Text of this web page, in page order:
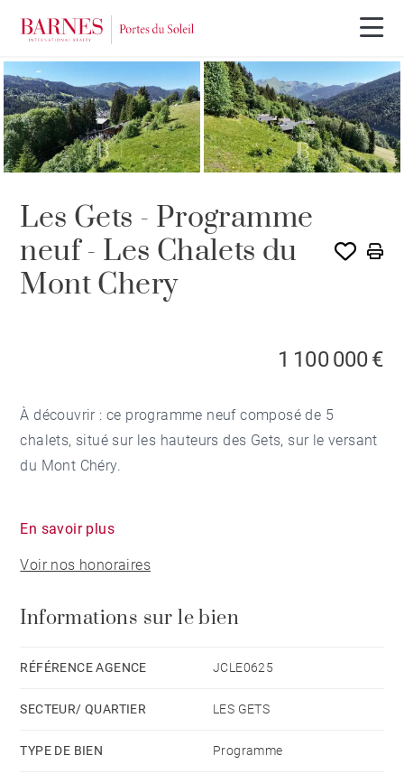
Les Gets - Programme
neuf - Les Chalets du
Mont Chery
1 100 000 €
À découvrir : ce programme neuf composé de 5
chalets, situé sur les hauteurs des Gets, sur le versant
du Mont Chéry.
par un constructeur de la région.
habitables allant de 104 à 141 m². Chaque chalet est
stationnement extérieure, un casier à skis ainsi qu’un
Un arrêt navette se situe à proximité immédiate, et
En savoir plus
Voir nos honoraires
Informations sur le bien
RÉFÉRENCE AGENCE JCLE0625
SECTEUR/ QUARTIER LES GETS
TYPE DE BIEN Programme